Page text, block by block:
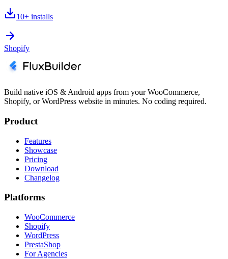
10+ installs
Shopify
Build native iOS & Android apps from your WooCommerce,
Shopify, or WordPress website in minutes. No coding required.
Product
Features
Showcase
Pricing
Download
Changelog
Platforms
WooCommerce
Shopify
WordPress
PrestaShop
For Agencies